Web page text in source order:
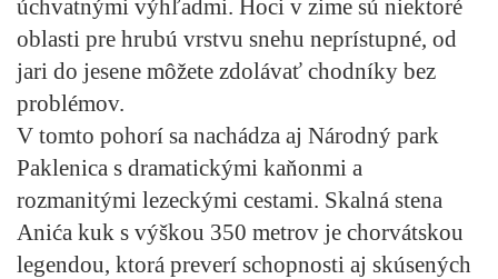
úchvatnými výhľadmi. Hoci v zime sú niektoré
oblasti pre hrubú vrstvu snehu neprístupné, od
jari do jesene môžete zdolávať chodníky bez
problémov.
V tomto pohorí sa nachádza aj Národný park
Paklenica s dramatickými kaňonmi a
rozmanitými lezeckými cestami. Skalná stena
Anića kuk s výškou 350 metrov je chorvátskou
legendou, ktorá preverí schopnosti aj skúsených